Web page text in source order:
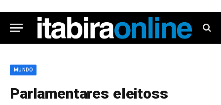
MUNDO
Parlamentares eleitoss